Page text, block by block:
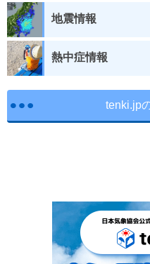
地震情報
熱中症情報
tenki.jp